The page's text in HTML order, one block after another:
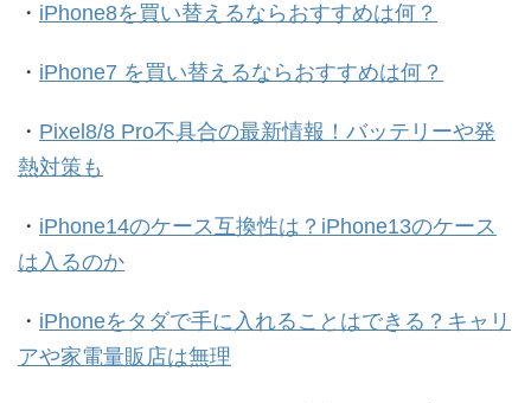
・ iPhone8を買い替えるならおすすめは何？
・ iPhone7 を買い替えるならおすすめは何？
・ Pixel8/8 Pro不具合の最新情報！バッテリーや発
熱対策も
・ iPhone14のケース互換性は？iPhone13のケース
は入るのか
・ iPhoneをタダで手に入れることはできる？キャリ
アや家電量販店は無理